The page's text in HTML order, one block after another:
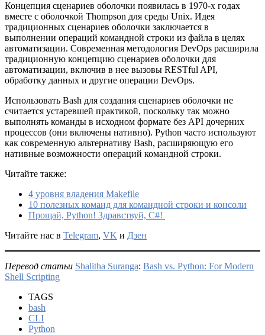
Концепция сценариев оболочки появилась в 1970-х годах
вместе с оболочкой Thompson для среды Unix. Идея
традиционных сценариев оболочки заключается в
выполнении операций командной строки из файла в целях
автоматизации. Современная методология DevOps расширила
традиционную концепцию сценариев оболочки для
автоматизации, включив в нее вызовы RESTful API,
обработку данных и другие операции DevOps.
Использовать Bash для создания сценариев оболочки не
считается устаревшей практикой, поскольку так можно
выполнять команды в исходном формате без API дочерних
процессов (они включены нативно). Python часто используют
как современную альтернативу Bash, расширяющую его
нативные возможности операций командной строки.
Читайте также:
4 уровня владения Makefile
10 полезных команд для командной строки и консоли
Прощай, Python! Здравствуй, C#!
Читайте нас в Telegram, VK и Дзен
Перевод статьи Shalitha Suranga: Bash vs. Python: For Modern
Shell Scripting
TAGS
bash
CLI
Python